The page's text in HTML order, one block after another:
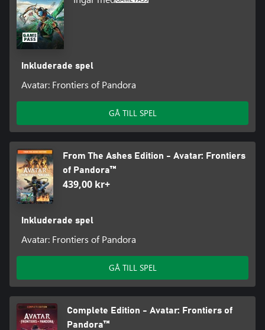
DELA DITT ÄVENTYR MED FULLT SAMARBETE I KAMPANJEN
Spela den fullständiga kampanjen själv eller med en vän online i
samarbetsläget för två spelare.
Inkluderade spel
Avatar: Frontiers of Pandora
GÅ TILL SPEL
From The Ashes Edition - Avatar: Frontiers
of Pandora™
439,00 kr+
Inkluderade spel
Avatar: Frontiers of Pandora
GÅ TILL SPEL
Complete Edition - Avatar: Frontiers of
Pandora™